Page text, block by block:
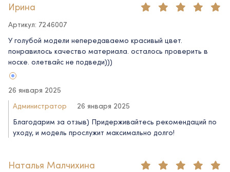
Ирина
Артикул: 7246007
У голубой модели непередаваемо красивый цвет.
понравилось качество материала. осталось проверить в
носке. олетвайс не подведи)))
26 января 2025
Администратор
26 января 2025
Благодарим за отзыв) Придерживайтесь рекомендаций по
уходу, и модель прослужит максимально долго!
Наталья Малчихина